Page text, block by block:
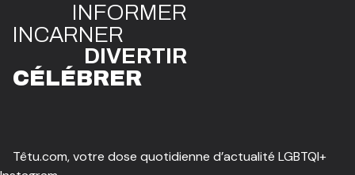
INFORMER
INCARNER
DIVERTIR
CÉLÉBRER
Têtu.com, votre dose quotidienne d’actualité LGBTQI+